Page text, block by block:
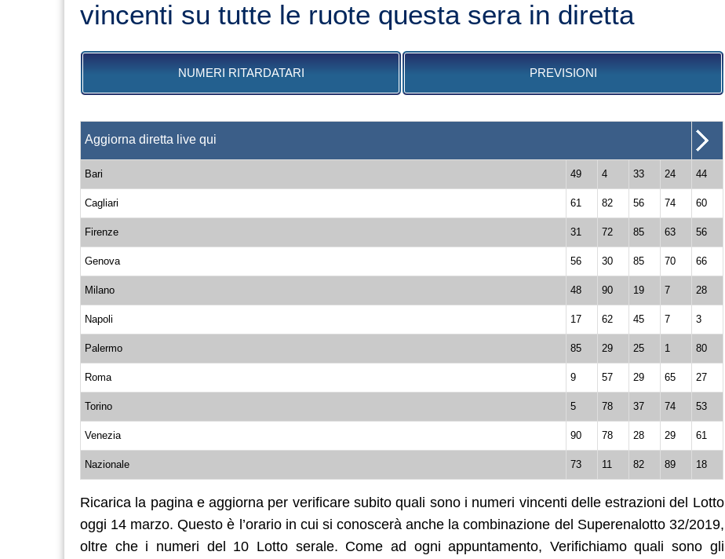
vincenti su tutte le ruote questa sera in diretta
NUMERI RITARDATARI PREVISIONI
Aggiorna diretta live qui
Bari 49 4 33 24 44
Cagliari 61 82 56 74 60
Firenze 31 72 85 63 56
Genova 56 30 85 70 66
Milano 48 90 19 7 28
Napoli 17 62 45 7 3
Palermo 85 29 25 1 80
Roma 9 57 29 65 27
Torino 5 78 37 74 53
Venezia 90 78 28 29 61
Nazionale 73 11 82 89 18
Ricarica la pagina e aggiorna per verificare subito quali sono i numeri vincenti delle estrazioni del Lotto
oggi 14 marzo. Questo è l’orario in cui si conoscerà anche la combinazione del Superenalotto 32/2019,
oltre che i numeri del 10 Lotto serale. Come ad ogni appuntamento, Verifichiamo quali sono gli